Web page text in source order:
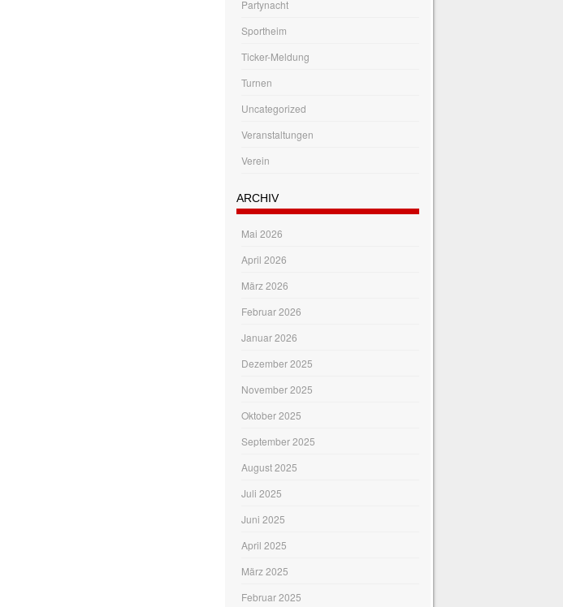
Partynacht
Sportheim
Ticker-Meldung
Turnen
Uncategorized
Veranstaltungen
Verein
ARCHIV
Mai 2026
April 2026
März 2026
Februar 2026
Januar 2026
Dezember 2025
November 2025
Oktober 2025
September 2025
August 2025
Juli 2025
Juni 2025
April 2025
März 2025
Februar 2025